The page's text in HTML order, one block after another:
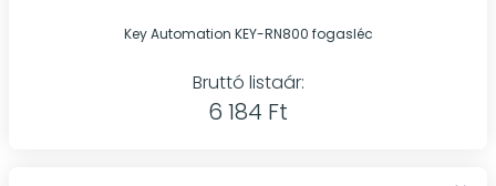
Key Automation KEY-RN800 fogasléc
Bruttó listaár:
6 184 Ft